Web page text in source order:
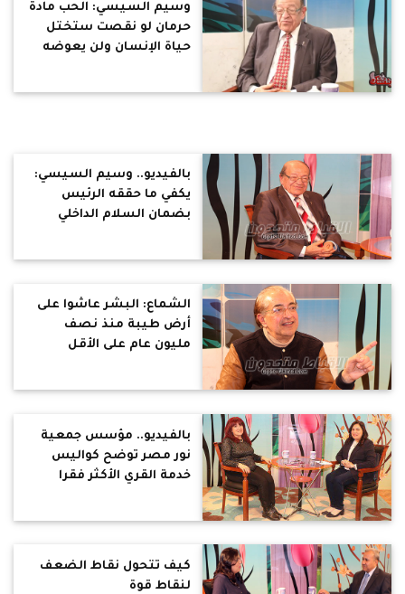
وسيم السيسي: الحب مادة
حرمان لو نقصت ستختل
حياة الإنسان ولن يعوضه
بالفيديو.. وسيم السيسي:
يكفي ما حققه الرئيس
بضمان السلام الداخلي
الشماع: البشر عاشوا على
أرض طيبة منذ نصف
مليون عام على الأقل
بالفيديو.. مؤسس جمعية
نور مصر توضح كواليس
خدمة القري الأكثر فقرا
كيف تتحول نقاط الضعف
لنقاط قوة